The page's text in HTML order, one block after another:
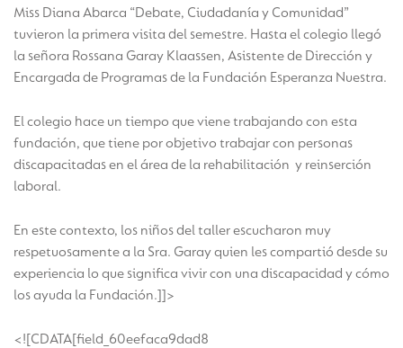
Miss Diana Abarca “Debate, Ciudadanía y Comunidad”
tuvieron la primera visita del semestre. Hasta el colegio llegó
la señora Rossana Garay Klaassen, Asistente de Dirección y
Encargada de Programas de la Fundación Esperanza Nuestra.
El colegio hace un tiempo que viene trabajando con esta
fundación, que tiene por objetivo trabajar con personas
discapacitadas en el área de la rehabilitación y reinserción
laboral.
En este contexto, los niños del taller escucharon muy
respetuosamente a la Sra. Garay quien les compartió desde su
experiencia lo que significa vivir con una discapacidad y cómo
los ayuda la Fundación.]]>
<![CDATA[field_60eefaca9dad8